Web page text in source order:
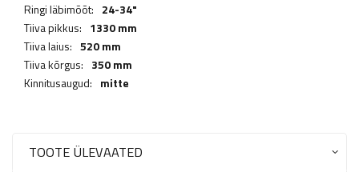
Ringi läbimõõt: 24-34"
Tiiva pikkus: 1330 mm
Tiiva laius: 520 mm
Tiiva kõrgus: 350 mm
Kinnitusaugud: mitte
TOOTE ÜLEVAATED